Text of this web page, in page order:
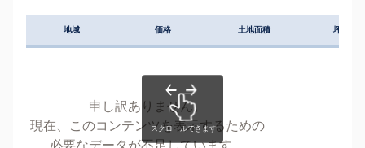
地域 価格 土地面積 坪単価
申し訳ありません。
現在、このコンテンツを表示するための
必要なデータが不足しています。